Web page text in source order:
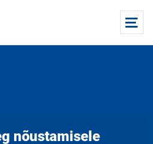
nõustamisele